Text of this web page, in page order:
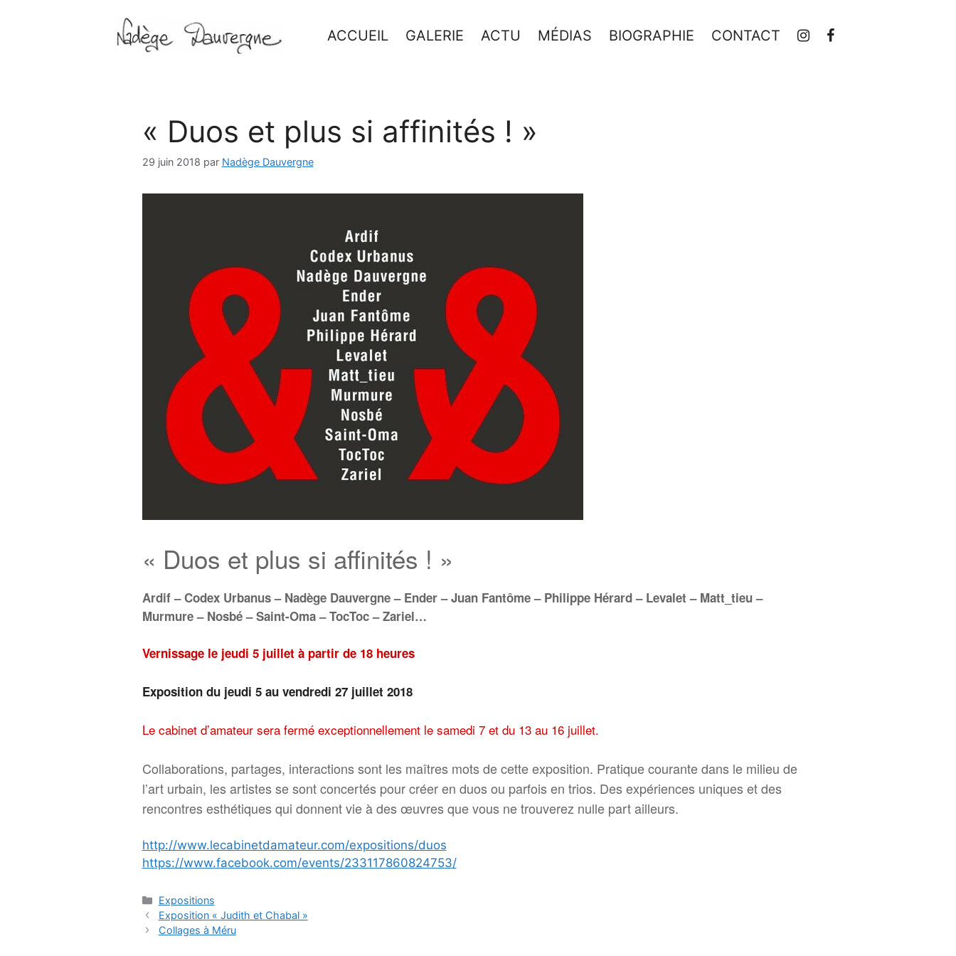
ACCUEIL GALERIE ACTU MÉDIAS BIOGRAPHIE CONTACT
« Duos et plus si affinités ! »
29 juin 2018 par Nadège Dauvergne
« Duos et plus si affinités ! »
Ardif – Codex Urbanus – Nadège Dauvergne – Ender – Juan Fantôme – Philippe Hérard – Levalet – Matt_tieu –
Murmure – Nosbé – Saint-Oma – TocToc – Zariel…
Vernissage le jeudi 5 juillet à partir de 18 heures
Exposition du jeudi 5 au vendredi 27 juillet 2018
Le cabinet d’amateur sera fermé exceptionnellement le samedi 7 et du 13 au 16 juillet.
Collaborations, partages, interactions sont les maîtres mots de cette exposition. Pratique courante dans le milieu de
l’art urbain, les artistes se sont concertés pour créer en duos ou parfois en trios. Des expériences uniques et des
rencontres esthétiques qui donnent vie à des œuvres que vous ne trouverez nulle part ailleurs.
http://www.lecabinetdamateur.com/expositions/duos
https://www.facebook.com/events/233117860824753/
Catégories
Expositions
Exposition « Judith et Chabal »
Collages à Méru